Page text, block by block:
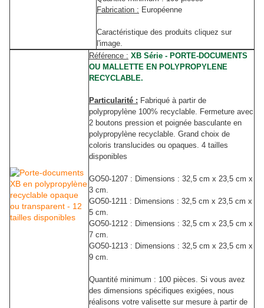
Fabrication : Européenne
Caractéristique des produits cliquez sur
l'image.
Référence : XB Série - PORTE-DOCUMENTS
OU MALLETTE EN POLYPROPYLENE
RECYCLABLE.
Particularité : Fabriqué à partir de
polypropylène 100% recyclable. Fermeture avec
2 boutons pression et poignée basculante en
polypropylène recyclable. Grand choix de
coloris translucides ou opaques. 4 tailles
disponibles
GO50-1207 : Dimensions : 32,5 cm x 23,5 cm x
3 cm.
GO50-1211 : Dimensions : 32,5 cm x 23,5 cm x
5 cm.
GO50-1212 : Dimensions : 32,5 cm x 23,5 cm x
7 cm.
GO50-1213 : Dimensions : 32,5 cm x 23,5 cm x
9 cm.
Quantité minimum : 100 pièces. Si vous avez
des dimensions spécifiques exigées, nous
réalisons votre valisette sur mesure à partir de